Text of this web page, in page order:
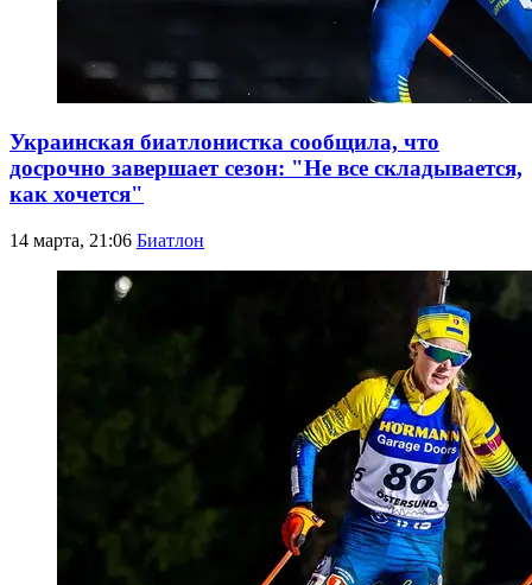
Украинская биатлонистка сообщила, что
досрочно завершает сезон: "Не все складывается,
как хочется"
14 марта, 21:06 Биатлон